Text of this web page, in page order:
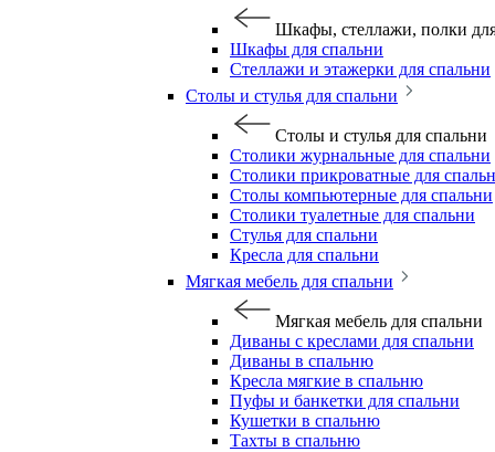
Шкафы, стеллажи, полки
Шкафы для спальни
Стеллажи и этажерки для спальни
Столы и стулья для спальни
Столы и стулья для спальни
Столики журнальные для спальни
Столики прикроватные для
Столы компьютерные для спальни
Столики туалетные для спальни
Стулья для спальни
Кресла для спальни
Мягкая мебель для спальни
Мягкая мебель для спальни
Диваны с креслами для спальни
Диваны в спальню
Кресла мягкие в спальню
Пуфы и банкетки для спальни
Кушетки в спальню
Тахты в спальню